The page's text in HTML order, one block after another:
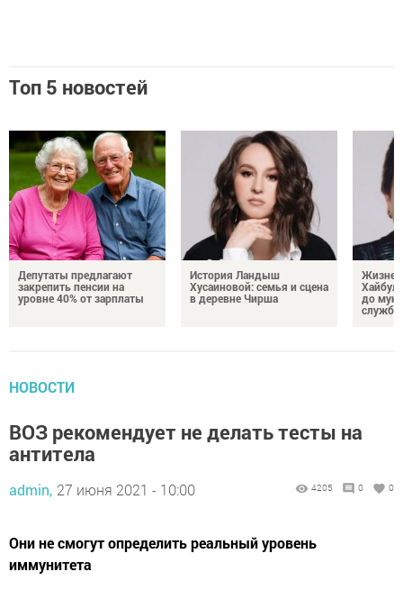
Топ 5 новостей
Депутаты предлагают
закрепить пенсии на
уровне 40% от зарплаты
История Ландыш
Хусаиновой: семья и сцена
в деревне Чирша
до
службы
НОВОСТИ
ВОЗ рекомендует не делать тесты на
антитела
admin, 27 июня 2021 - 10:00 4205 0 0
Они не смогут определить реальный уровень
иммунитета